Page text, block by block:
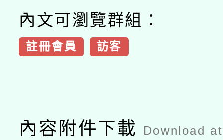
內文可瀏覽群組：
註冊會員 訪客
內容附件下載 Download